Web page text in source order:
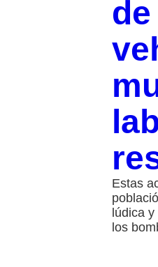
de
Estas
lúdica
los